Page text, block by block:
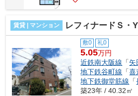
賃貸 | マンション レフィナードＳ・Y
敷0 礼0
5.05万円
近鉄南大阪線 「矢
地下鉄谷町線 「喜
地下鉄御堂筋線 「
築23年 / 40.32㎡